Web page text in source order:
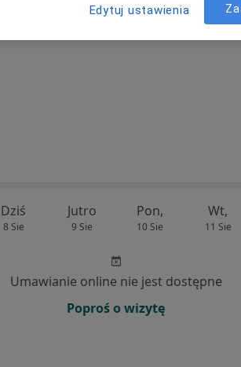
Dziś
8 Sie
Jutro
9 Sie
Pon,
10 Sie
Wt,
11 Sie
Umawianie online nie jest dostępne
Poproś o wizytę
Edytuj ustawienia